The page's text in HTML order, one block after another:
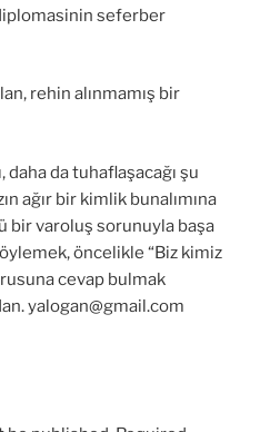
seferber
rehin alınmamış bir
daha da tuhaflaşacağı şu
ağır bir kimlik bunalımına
bir varoluş sorunuyla başa
öncelikle “Biz kimiz
cevap bulmak
yalogan@gmail.com